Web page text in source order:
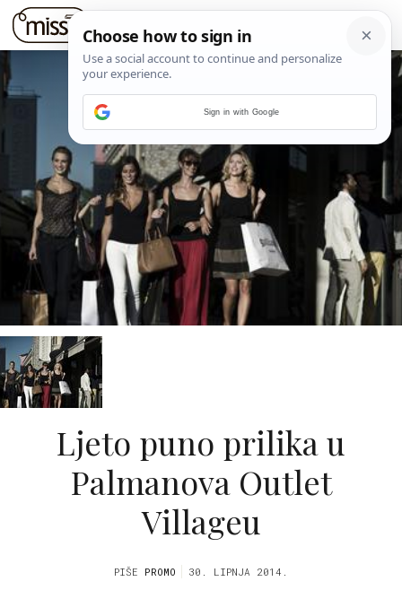
Ljeto puno prilika u
Palmanova Outlet
Villageu
PIŠE PROMO 30. LIPNJA 2014.
Sign in with Google